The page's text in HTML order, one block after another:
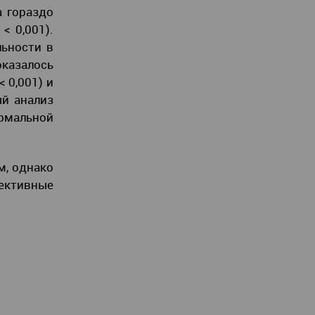
0,001).
в
0,001) и
анализ
однако